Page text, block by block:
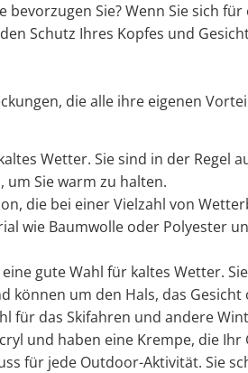
bevorzugen Sie? Wenn Sie sich
Schutz Ihres Kopfes und
die alle ihre eigenen
Wetter. Sie sind in der Regel
um Sie warm zu halten.
die bei einer Vielzahl von
wie Baumwolle oder Polyester
gute Wahl für kaltes Wetter.
können um den Hals, das
für das Skifahren und andere
und haben eine Krempe, die
für jede Outdoor-Aktivität. Sie